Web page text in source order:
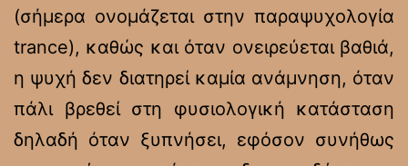
(σήμερα ονομάζεται στην παραψυχολογία
trance), καθώς και όταν ονειρεύεται βαθιά,
η ψυχή δεν διατηρεί καμία ανάμνηση, όταν
πάλι βρεθεί στη φυσιολογική κατάσταση
δηλαδή όταν ξυπνήσει, εφόσον συνήθως